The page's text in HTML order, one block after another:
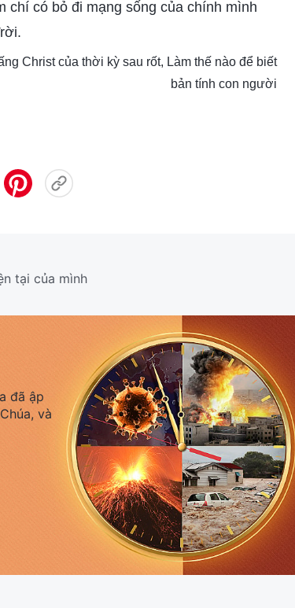
chí có bỏ đi mạng sống của chính mình
Christ của thời kỳ sau rốt, Làm thế nào để biết
bản tính con người
tại của mình
đã ập
và